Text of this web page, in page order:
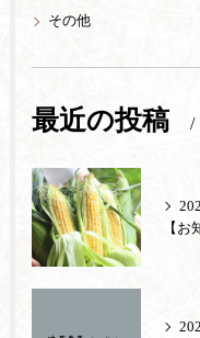
その他
最近の投稿
【